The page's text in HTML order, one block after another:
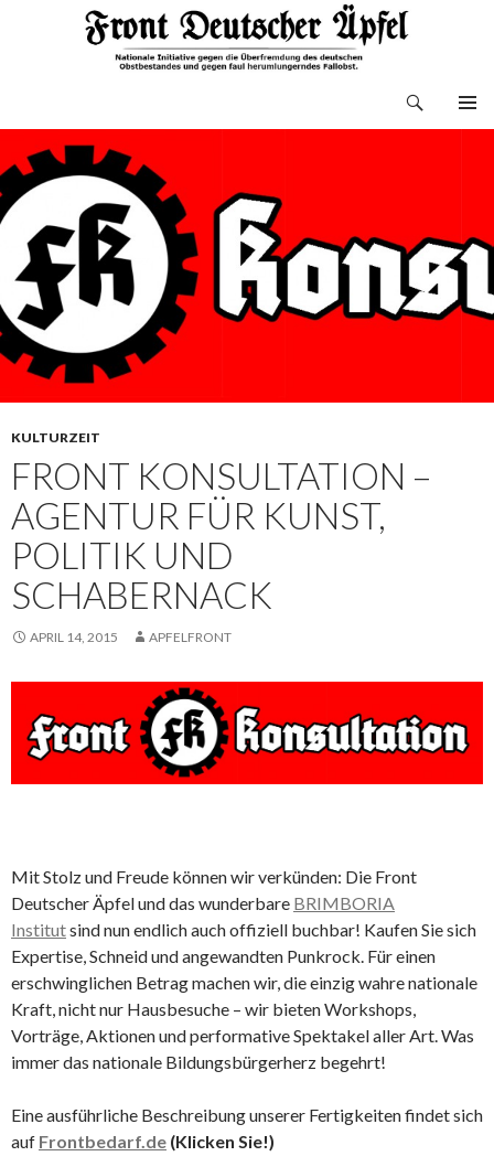
INHALT
SPRINGEN
KULTURZEIT
FRONT KONSULTATION –
AGENTUR FÜR KUNST,
POLITIK UND
SCHABERNACK
APRIL 14, 2015 APFELFRONT
Mit Stolz und Freude können wir verkünden: Die Front
Deutscher Äpfel und das wunderbare BRIMBORIA
Institutsind nun endlich auch offiziell buchbar! Kaufen Sie sich
Expertise, Schneid und angewandten Punkrock. Für einen
erschwinglichen Betrag machen wir, die einzig wahre nationale
Kraft, nicht nur Hausbesuche – wir bieten Workshops,
Vorträge, Aktionen und performative Spektakel aller Art. Was
immer das nationale Bildungsbürgerherz begehrt!
Eine ausführliche Beschreibung unserer Fertigkeiten findet sich
auf Frontbedarf.de (Klicken Sie!)